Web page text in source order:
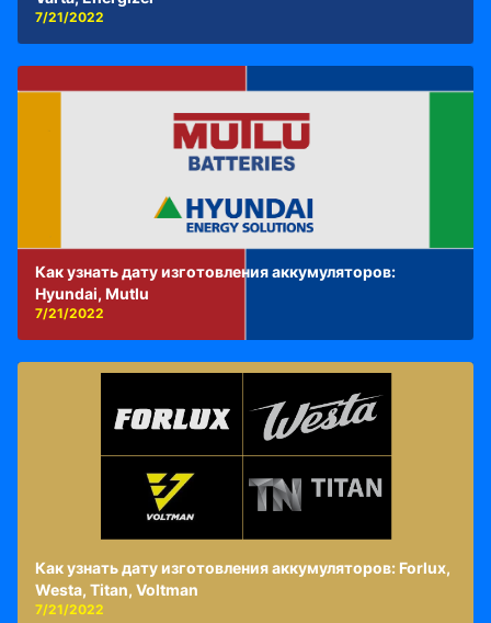
7/21/2022
Как узнать дату изготовления аккумуляторов:
Hyundai, Mutlu
7/21/2022
Как узнать дату изготовления аккумуляторов: Forlux,
Westa, Titan, Voltman
7/21/2022